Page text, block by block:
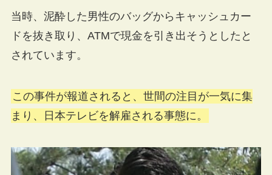
当時、泥酔した男性のバッグからキャッシュカー
ドを抜き取り、ATMで現金を引き出そうとしたと
されています。
この事件が報道されると、世間の注目が一気に集
まり、日本テレビを解雇される事態に。